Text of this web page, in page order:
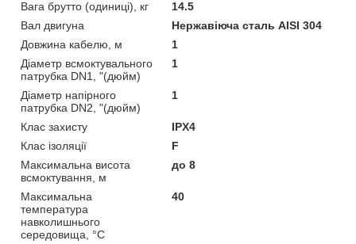
Вага брутто (одиниці), кг
14.5
Вал двигуна
Нержавіюча сталь AISI 304
Довжина кабелю, м
1
Діаметр всмоктувального
патрубка DN1, "(дюйм)
1
Діаметр напірного
патрубка DN2, "(дюйм)
1
Клас захисту
IPX4
Клас ізоляції
F
Максимальна висота
всмоктування, м
до 8
Максимальна
температура
навколишнього
середовища, °C
40